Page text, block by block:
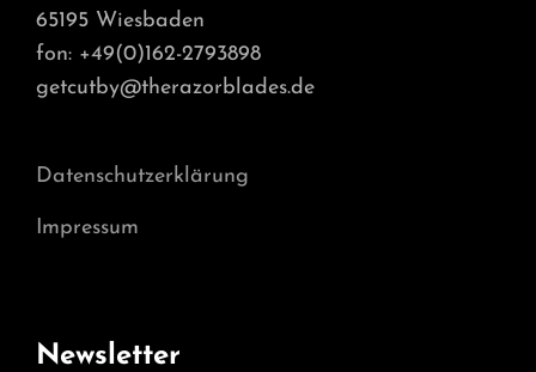
65195 Wiesbaden
fon: +49(0)162-2793898
getcutby@therazorblades.de
Datenschutzerklärung
Impressum
Newsletter